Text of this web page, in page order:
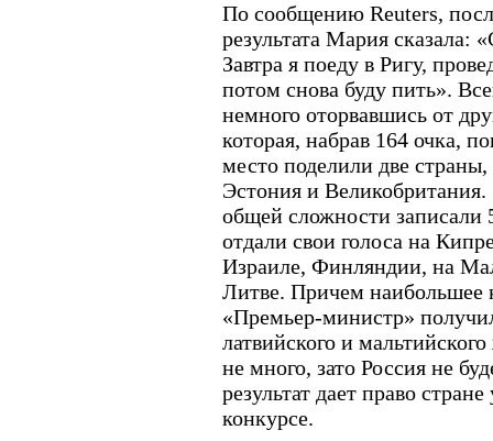
По сообщению Reuters,
результата Мария сказала:
Завтра я поеду в Ригу,
потом снова буду пить».
немного оторвавшись от
которая, набрав 164 очка,
место поделили две
Эстония и
общей сложности
отдали свои голоса на
Израиле, Финляндии, на
Литве. Причем наибольшее
«Премьер-министр»
латвийского и
не много, зато Россия не
результат дает право
конкурсе.